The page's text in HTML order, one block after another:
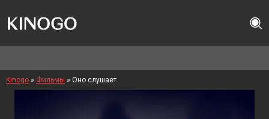
Kinogo » Фильмы » Оно слушает